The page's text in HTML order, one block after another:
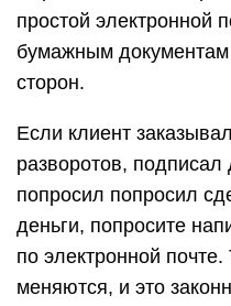
простой электронной
бумажным
сторон.
Если клиент
разворотов, подписал
попросил попросил
деньги, попросите
по электронной
меняются, и это